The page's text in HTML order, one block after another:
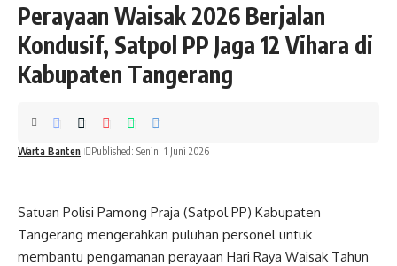
Perayaan Waisak 2026 Berjalan
Kondusif, Satpol PP Jaga 12 Vihara di
Kabupaten Tangerang
Warta Banten Published: Senin, 1 Juni 2026
Satuan Polisi Pamong Praja (Satpol PP) Kabupaten
Tangerang mengerahkan puluhan personel untuk
membantu pengamanan perayaan Hari Raya Waisak Tahun